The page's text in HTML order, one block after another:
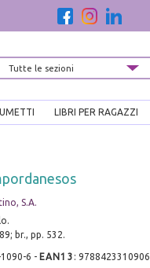
LIBRI PER RAGAZZI
S.A.
br., pp. 532.
6 - EAN13 : 9788423310906